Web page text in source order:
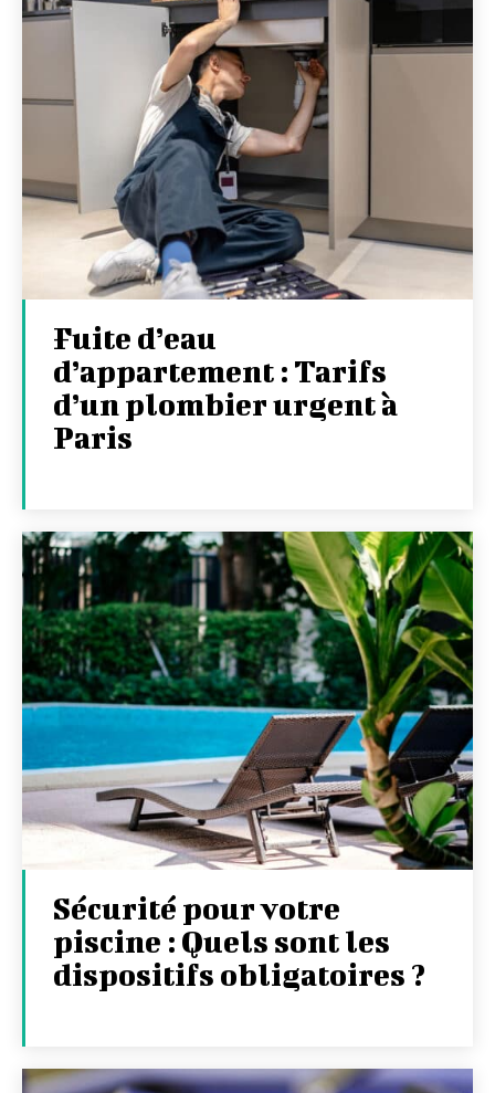
Fuite d’eau
d’appartement : Tarifs
d’un plombier urgent à
Paris
Sécurité pour votre
piscine : Quels sont les
dispositifs obligatoires ?